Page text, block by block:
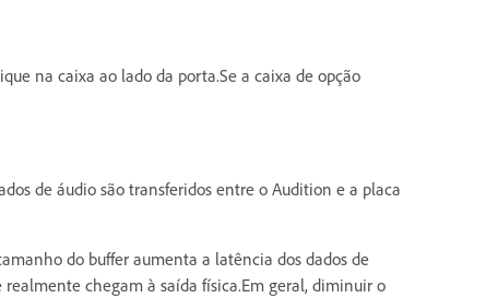
na caixa ao lado da porta.Se a caixa de opção
de áudio são transferidos entre o Audition e a placa
do buffer aumenta a latência dos dados de
chegam à saída física.Em geral, diminuir o